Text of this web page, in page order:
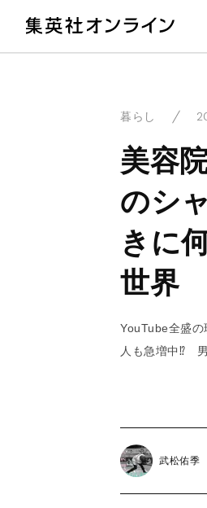
暮らし
美容
のシ
きに
世界
YouTube全盛の
人も急増中⁉
武松佑季